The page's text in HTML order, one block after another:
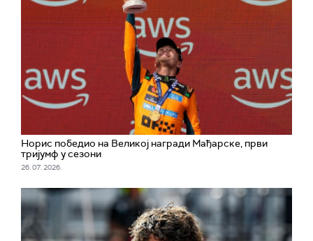
Норис победио на Великој награди Мађарске, први
тријумф у сезони
26. 07. 2026.